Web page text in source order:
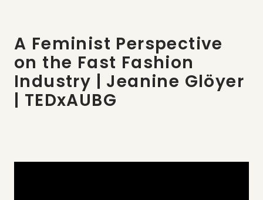
A Feminist Perspective
on the Fast Fashion
Industry | Jeanine Glöyer
| TEDxAUBG